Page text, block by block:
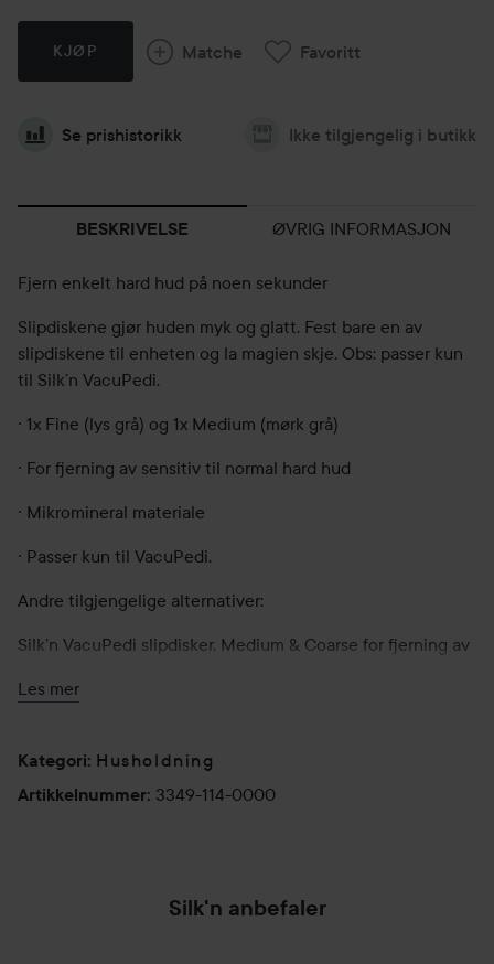
KJØP Matche Favoritt
Se prishistorikk Ikke tilgjengelig i butikk
BESKRIVELSE ØVRIG INFORMASJON
Fjern enkelt hard hud på noen sekunder
Slipdiskene gjør huden myk og glatt. Fest bare en av
slipdiskene til enheten og la magien skje. Obs: passer kun
til Silk’n VacuPedi.
· 1x Fine (lys grå) og 1x Medium (mørk grå)
· For fjerning av sensitiv til normal hard hud
· Mikromineral materiale
· Passer kun til VacuPedi.
Andre tilgjengelige alternativer:
Silk’n VacuPedi slipdisker, Medium & Coarse for fjerning av
Les mer
Kategori: Husholdning
Artikkelnummer: 3349-114-0000
Silk'n anbefaler